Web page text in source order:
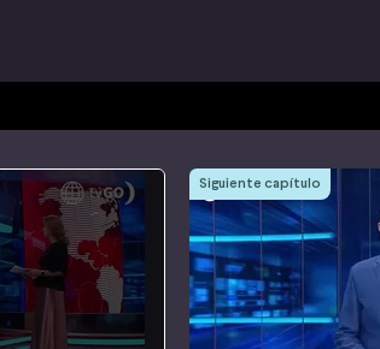
Siguiente capítulo